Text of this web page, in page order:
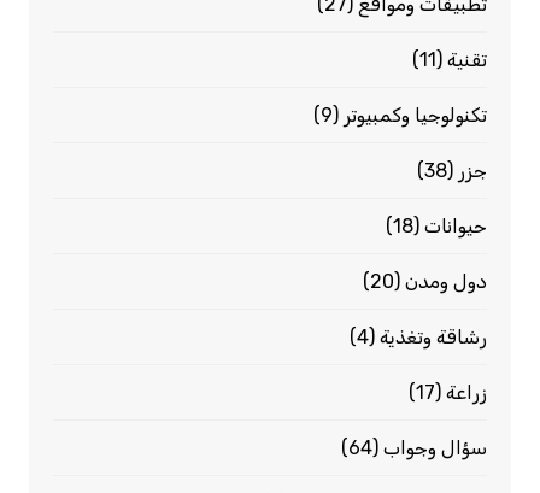
تطبيقات ومواقع (27)
تقنية(11)
تكنولوجيا وكمبيوتر (9)
جزر (38)
حيوانات(18)
دول ومدن(20)
رشاقة وتغذية(4)
زراعة(17)
سؤال وجواب(64)